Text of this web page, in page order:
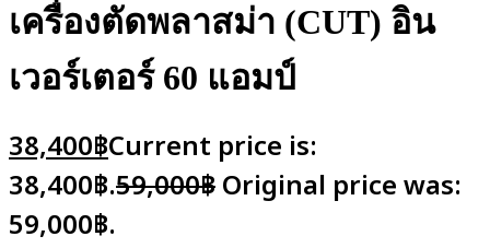
เครื่องตัดพลาสม่า (CUT) อิน
เวอร์เตอร์ 60 แอมป์
38,400฿Current price is:
38,400฿.59,000฿Original price was:
59,000฿.